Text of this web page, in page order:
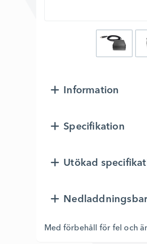
Information
Specifikation
Utökad
Med förbehåll för fel och